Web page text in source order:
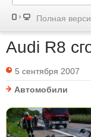
Полная
Audi R8
5 сентября 2007
Автомобили